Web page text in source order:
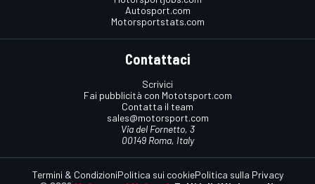
Autosport.com
Motorsportstats.com
Contattaci
Scrivici
Fai pubblicità con Mototsport.com
Contatta il team
sales@motorsport.com
Via del Fornetto, 3
00149 Roma, Italy
Termini & CondizioniPolitica sui cookiePolitica sulla Privacy